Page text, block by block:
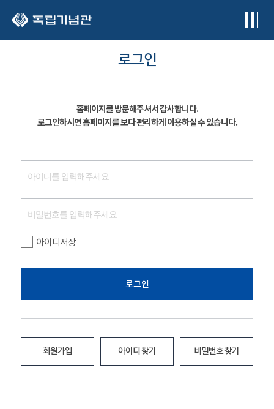
로그인
홈페이지를 방문해주셔서 감사합니다.
로그인하시면 홈페이지를 보다 편리하게 이용하실 수 있습니다.
아이디저장
로그인
회원가입 아이디 찾기 비밀번호 찾기